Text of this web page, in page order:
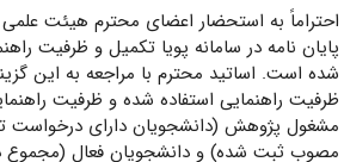
احتراماً به استحضار اعضای محترم هیئت علمی
پایان نامه در سامانه پویا تکمیل و ظرفیت
شده است. اساتید محترم با مراجعه به این
ظرفیت راهنمایی استفاده شده و ظرفیت
مشغول پژوهش (دانشجویان دارای درخواست
مصوب ثبت شده) و دانشجویان فعال